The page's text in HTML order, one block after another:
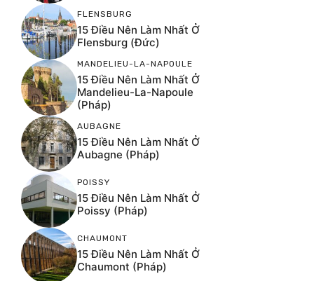
FLENSBURG
15 Điều Nên Làm Nhất Ở
Flensburg (Đức)
MANDELIEU-LA-NAPOULE
15 Điều Nên Làm Nhất Ở
Mandelieu-La-Napoule
(Pháp)
AUBAGNE
15 Điều Nên Làm Nhất Ở
Aubagne (Pháp)
POISSY
15 Điều Nên Làm Nhất Ở
Poissy (Pháp)
CHAUMONT
15 Điều Nên Làm Nhất Ở
Chaumont (Pháp)